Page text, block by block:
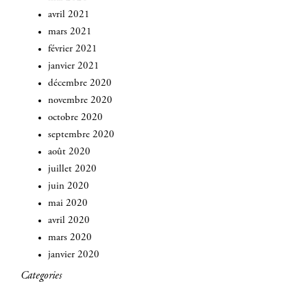
avril 2021
mars 2021
février 2021
janvier 2021
décembre 2020
novembre 2020
octobre 2020
septembre 2020
août 2020
juillet 2020
juin 2020
mai 2020
avril 2020
mars 2020
janvier 2020
Categories